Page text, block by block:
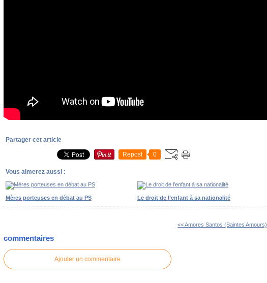
Partager cet article
Repost 0
Vous aimerez aussi :
Mères porteuses en débat au PS Le droit de l’enfant à sa nationalité
<< Amores Santos (Saintes Amours)
commentaires
Ajouter un commentaire